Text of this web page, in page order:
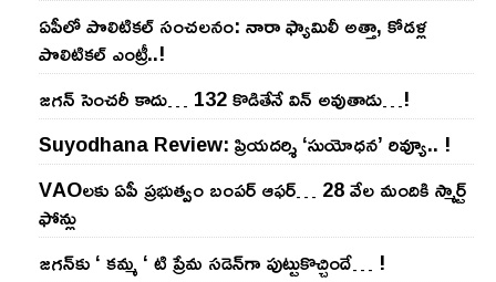
ఏపీలో పొలిటిక‌ల్ సంచ‌ల‌నం: నారా ఫ్యామిలీ అత్తా, కోడ‌ళ్ల
పొలిటికల్ ఎంట్రీ..!
జ‌గ‌న్ సెంచ‌రీ కాదు… 132 కొడితేనే విన్ అవుతాడు…!
Suyodhana Review: ప్రియదర్శి ‘సుయోధన’ రివ్యూ.. !
VAOల‌కు ఏపీ ప్ర‌భుత్వం బంప‌ర్ ఆఫ‌ర్‌… 28 వేల మందికి స్మార్ట్
ఫోన్లు
జ‌గ‌న్‌కు ‘ క‌మ్మ ‘ టి ప్రేమ స‌డెన్‌గా పుట్టుకొచ్చిందే… !